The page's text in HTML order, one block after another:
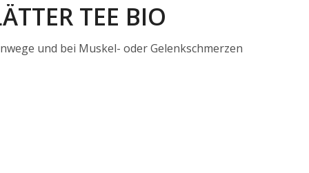
TEE BIO
und bei Muskel- oder Gelenkschmerzen